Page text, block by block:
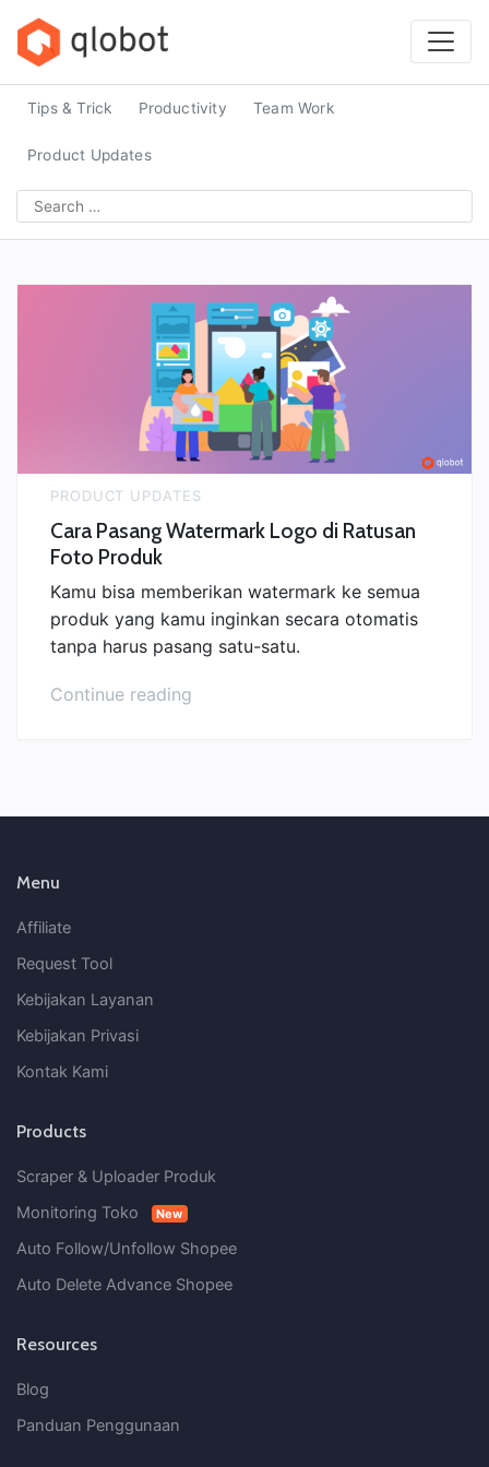
content
Tips & Trick Productivity Team Work
Product Updates
Search
for:
PRODUCT UPDATES
Cara Pasang Watermark Logo di Ratusan
Foto Produk
Kamu bisa memberikan watermark ke semua
produk yang kamu inginkan secara otomatis
tanpa harus pasang satu-satu.
Continue reading
Menu
Affiliate
Request Tool
Kebijakan Layanan
Kebijakan Privasi
Kontak Kami
Products
Scraper & Uploader Produk
Monitoring Toko
New
Auto Follow/Unfollow Shopee
Auto Delete Advance Shopee
Resources
Blog
Panduan Penggunaan